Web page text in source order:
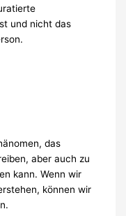
und nicht das
das
aber auch zu
kann. Wenn wir
können wir